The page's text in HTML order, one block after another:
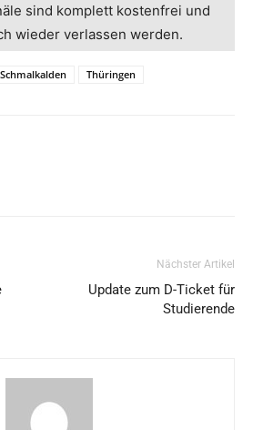
sind komplett kostenfrei und
wieder verlassen werden.
Schmalkalden Thüringen
Nächster Artikel
Update zum D-Ticket für
Studierende